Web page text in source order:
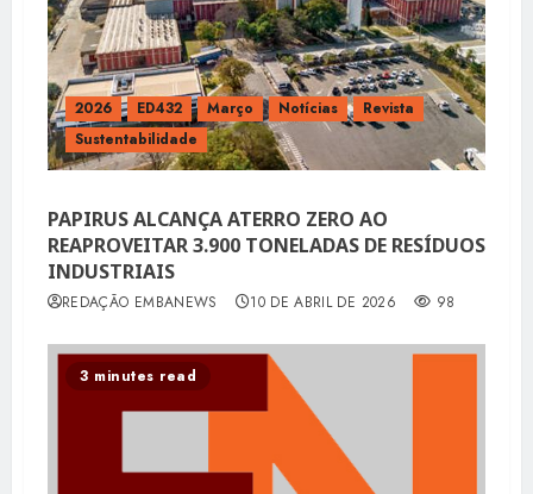
2026 ED432 Março Notícias
Revista
Sustentabilidade
PAPIRUS ALCANÇA ATERRO ZERO AO
REAPROVEITAR 3.900 TONELADAS DE RESÍDUOS
INDUSTRIAIS
REDAÇÃO EMBANEWS 10 DE ABRIL DE 2026 98
3 minutes read